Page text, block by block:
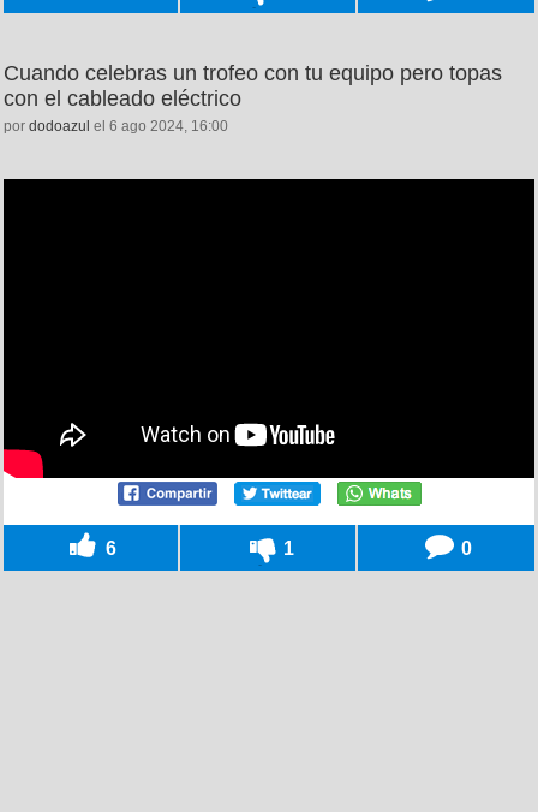
Cuando celebras un trofeo con tu equipo pero topas
con el cableado eléctrico
por dodoazul el 6 ago 2024, 16:00
6 1 0